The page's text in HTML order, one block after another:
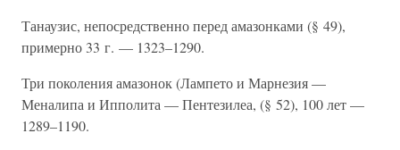
Танаузис, непосредственно перед амазонками (§ 49),
примерно 33 г. — 1323–1290.
Три поколения амазонок (Лампето и Марнезия —
Меналипа и Ипполита — Пентезилеа, (§ 52), 100 лет —
1289–1190.